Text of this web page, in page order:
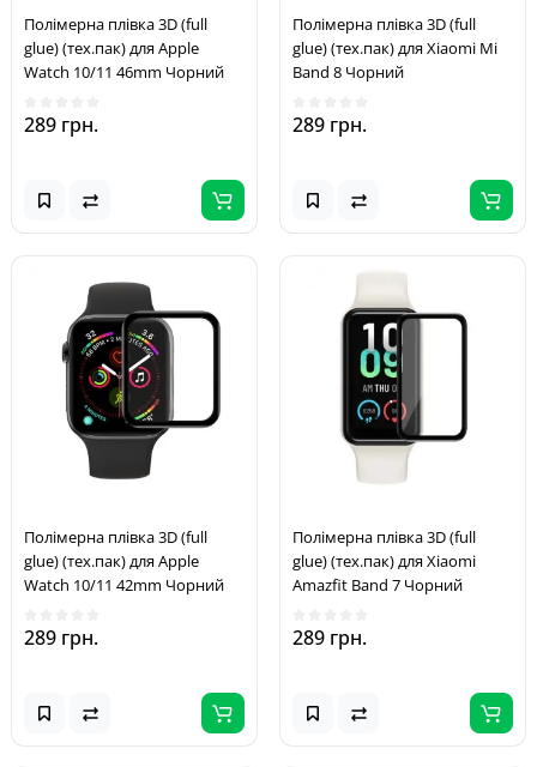
Полімерна плівка 3D (full
glue) (тех.пак) для Apple
Watch 10/11 46mm Чорний
289 грн.
Полімерна плівка 3D (full
glue) (тех.пак) для Xiaomi Mi
Band 8 Чорний
289 грн.
Полімерна плівка 3D (full
glue) (тех.пак) для Apple
Watch 10/11 42mm Чорний
289 грн.
Полімерна плівка 3D (full
glue) (тех.пак) для Xiaomi
Amazfit Band 7 Чорний
289 грн.